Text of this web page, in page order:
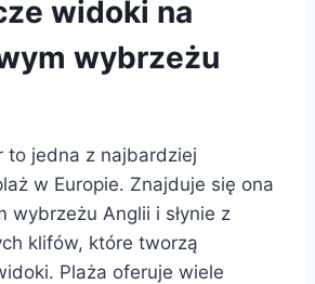
widoki na
wybrzeżu
to jedna z najbardziej
w Europie. Znajduje się ona
wybrzeżu Anglii i słynie z
klifów, które tworzą
Plaża oferuje wiele